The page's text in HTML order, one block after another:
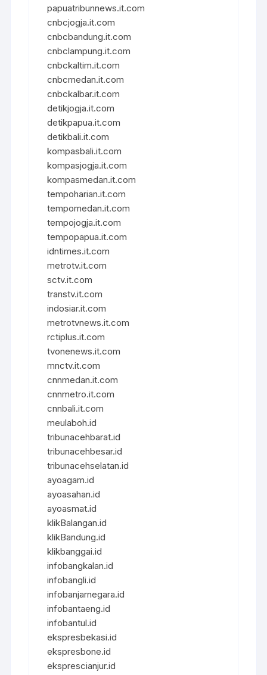
papuatribunnews.it.com
cnbcjogja.it.com
cnbcbandung.it.com
cnbclampung.it.com
cnbckaltim.it.com
cnbcmedan.it.com
cnbckalbar.it.com
detikjogja.it.com
detikpapua.it.com
detikbali.it.com
kompasbali.it.com
kompasjogja.it.com
kompasmedan.it.com
tempoharian.it.com
tempomedan.it.com
tempojogja.it.com
tempopapua.it.com
idntimes.it.com
metrotv.it.com
sctv.it.com
transtv.it.com
indosiar.it.com
metrotvnews.it.com
rctiplus.it.com
tvonenews.it.com
mnctv.it.com
cnnmedan.it.com
cnnmetro.it.com
cnnbali.it.com
meulaboh.id
tribunacehbarat.id
tribunacehbesar.id
tribunacehselatan.id
ayoagam.id
ayoasahan.id
ayoasmat.id
klikBalangan.id
klikBandung.id
klikbanggai.id
infobangkalan.id
infobangli.id
infobanjarnegara.id
infobantaeng.id
infobantul.id
ekspresbekasi.id
ekspresbone.id
eksprescianjur.id